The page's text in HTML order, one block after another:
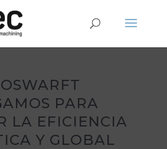
PARA
LA EFICIENCIA
Y GLOBAL